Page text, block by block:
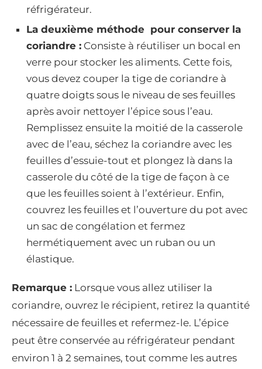
réfrigérateur.
La deuxième méthode pour conserver la
coriandre : Consiste à réutiliser un bocal en
verre pour stocker les aliments. Cette fois,
vous devez couper la tige de coriandre à
quatre doigts sous le niveau de ses feuilles
après avoir nettoyer l’épice sous l’eau.
Remplissez ensuite la moitié de la casserole
avec de l’eau, séchez la coriandre avec les
feuilles d’essuie-tout et plongez là dans la
casserole du côté de la tige de façon à ce
que les feuilles soient à l’extérieur. Enfin,
couvrez les feuilles et l’ouverture du pot avec
un sac de congélation et fermez
hermétiquement avec un ruban ou un
élastique.
Remarque : Lorsque vous allez utiliser la
coriandre, ouvrez le récipient, retirez la quantité
nécessaire de feuilles et refermez-le. L’épice
peut être conservée au réfrigérateur pendant
environ 1 à 2 semaines, tout comme les autres